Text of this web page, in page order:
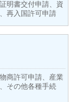
明書交付申請、資
再入国許可申請
商許可申請、産業
その他各種手続